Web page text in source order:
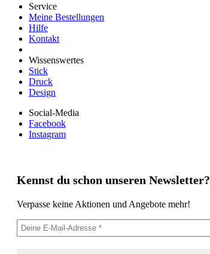
Service
Meine Bestellungen
Hilfe
Kontakt
Wissenswertes
Stick
Druck
Design
Social-Media
Facebook
Instagram
Kennst du schon unseren Newsletter?
Verpasse keine Aktionen und Angebote mehr!